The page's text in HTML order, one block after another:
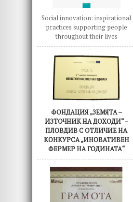
Social innovation: inspirational
practices supporting people
throughout their lives
ФОНДАЦИЯ „ЗЕМЯТА –
ИЗТОЧНИК НА ДОХОДИ“ –
ПЛОВДИВ С ОТЛИЧИЕ НА
КОНКУРСА „ИНОВАТИВЕН
ФЕРМЕР НА ГОДИНАТА“